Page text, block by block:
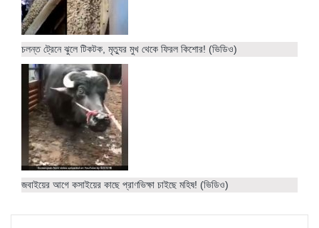
চলন্ত ট্রেনে ঝুলে টিকটক, মৃত্যুর মুখ থেকে ফিরল কিশোর! (ভিডিও)
জবাইয়ের আগে কসাইয়ের কাছে প্রাণভিক্ষা চাইছে মহিষ! (ভিডিও)